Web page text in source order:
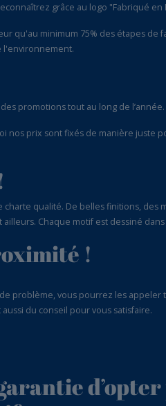
grâce au logo "Fabriqué en
qu'au minimum 75% des étapes
l'environnement.
promotions tout au long de l’année.
nos prix sont fixés de manière
qualité. De belles finitions, des
Chaque motif est dessiné
!
problème, vous pourrez les
du conseil pour vous satisfaire.